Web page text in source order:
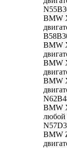
BMW
BMW
BMW
BMW
BMW
любой
BMW